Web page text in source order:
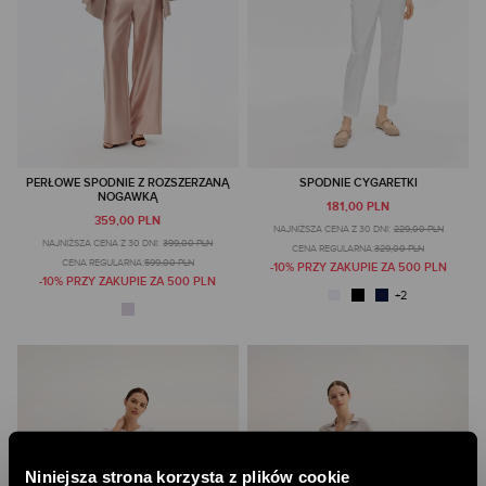
Niniejsza strona korzysta z plików cookie
PERŁOWE SPODNIE Z ROZSZERZANĄ
NOGAWKĄ
359,00 PLN
NAJNIŻSZA CENA Z 30 DNI: 399,00 PLN
CENA REGULARNA:599,00 PLN
-10% PRZY ZAKUPIE ZA 500 PLN
SPODNIE CYGARETKI
181,00 PLN
NAJNIŻSZA CENA Z 30 DNI: 229,00 PLN
CENA REGULARNA:329,00 PLN
-10% PRZY ZAKUPIE ZA 500 PLN